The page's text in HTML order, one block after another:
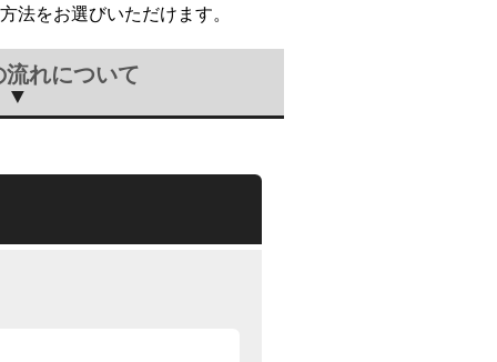
法をお選びいただけます。
れについて